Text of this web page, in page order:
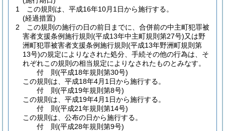
1
この規則は、平成16年10月1日から施行する。
(経過措置)
2
この規則の施行の日の前日までに、合併前の中主町犯罪被
害者支援条例施行規則 (平成13年中主町規則第27号)又は野
洲町犯罪被害者支援条例施行規則 (平成13年野洲町規則第
13号)の規定によりなされた処分、手続その他の行為は、そ
れぞれこの規則の相当規定によりなされたものとみなす。
付 則(平成18年規則第30号)
この規則は、平成18年4月1日から施行する。
付 則(平成19年規則第8号)
この規則は、平成19年4月1日から施行する。
付 則(平成21年規則第14号)
この規則は、公布の日から施行する。
付 則(平成28年規則第9号)